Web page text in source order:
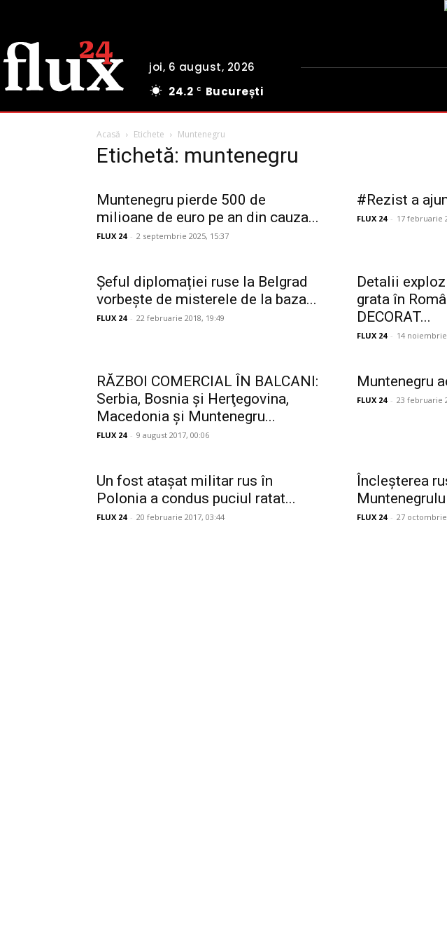
joi, 6 august, 2026
24.2 C București
Acasă Etichete Muntenegru
Etichetă: muntenegru
Muntenegru pierde 500 de
milioane de euro pe an din cauza...
FLUX 24 - 2 septembrie 2025, 15:37
#Rezist a
FLUX 24 - 17 februarie
Șeful diplomației ruse la Belgrad
vorbește de misterele de la baza...
FLUX 24 - 22 februarie 2018, 19:49
Detalii
grata în
DECORAT...
FLUX 24 - 14 noiembrie
RĂZBOI COMERCIAL ÎN BALCANI:
Serbia, Bosnia şi Herţegovina,
Macedonia şi Muntenegru...
FLUX 24 - 9 august 2017, 00:06
Muntenegru
FLUX 24 - 23 februarie
Un fost atașat militar rus în
Polonia a condus puciul ratat...
FLUX 24 - 20 februarie 2017, 03:44
Încleșterea
FLUX 24 - 27 octombrie